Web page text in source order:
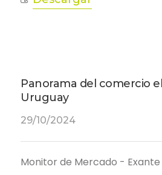
Panorama del comercio
Uruguay
29/10/2024
Monitor de Mercado - Exante